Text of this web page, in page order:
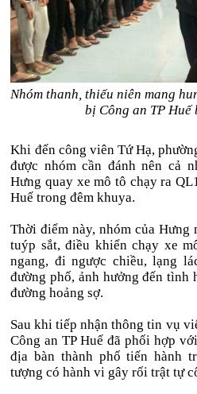
Nhóm thanh, thiếu niên mang
bị Công an TP Huế
Khi đến công viên Tứ Hạ,
được nhóm cần đánh nên cả
Hưng quay xe mô tô chạy ra
Huế trong đêm khuya.
Thời điểm này, nhóm của Hưng
tuýp sắt, điều khiển chạy xe
ngang, đi ngược chiều, lạng
đường phố, ảnh hưởng đến
đường hoảng sợ.
Sau khi tiếp nhận thông tin vụ
Công an TP Huế đã phối hợp
địa bàn thành phố tiến hành
tượng có hành vi gây rối trật tự